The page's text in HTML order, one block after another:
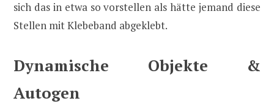
sich das in etwa so vorstellen als hätte jemand diese
Stellen mit Klebeband abgeklebt.
Dynamische Objekte &
Autogen